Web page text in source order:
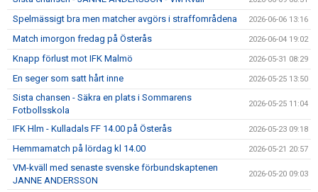
Spelmässigt bra men matcher avgörs i straffområdena 2026-06-06 13:16
Match imorgon fredag på Österås 2026-06-04 19:02
Knapp förlust mot IFK Malmö 2026-05-31 08:29
En seger som satt hårt inne 2026-05-25 13:50
Sista chansen - Säkra en plats i Sommarens
Fotbollsskola
2026-05-25 11:04
IFK Hlm - Kulladals FF 14.00 på Österås 2026-05-23 09:18
Hemmamatch på lördag kl 14.00 2026-05-21 20:57
VM-kväll med senaste svenske förbundskaptenen
JANNE ANDERSSON
2026-05-20 09:03